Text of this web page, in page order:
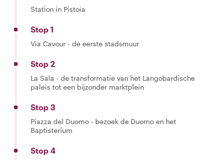
Station in Pistoia
Stop 1
Via Cavour - de eerste stadsmuur
Stop 2
La Sala - de transformatie van het Langobardische
paleis tot een bijzonder marktplein
Stop 3
Piazza del Duomo - bezoek de Duomo en het
Baptisterium
Stop 4